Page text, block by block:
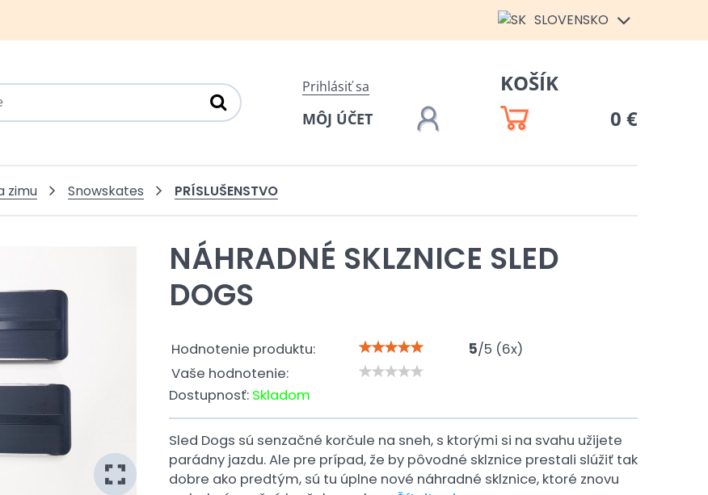
SLOVENSKO
Prihlásiť sa
MÔJ ÚČET
KOŠÍK
0 €
zimu Snowskates PRÍSLUŠENSTVO
NÁHRADNÉ SKLZNICE SLED
DOGS
Hodnotenie produktu: 5/5 (6x)
Vaše hodnotenie:
Dostupnosť: Skladom
Sled Dogs sú senzačné korčule na sneh, s ktorými si na svahu užijete
parádny jazdu. Ale pre prípad, že by pôvodné sklznice prestali slúžiť tak
dobre ako predtým, sú tu úplne nové náhradné sklznice, ktoré znovu